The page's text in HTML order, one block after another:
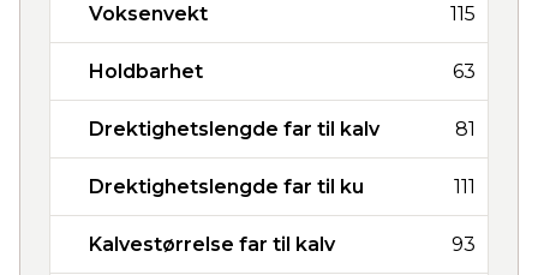
Voksenvekt 115
Holdbarhet 63
Drektighetslengde far til kalv 81
Drektighetslengde far til ku 111
Kalvestørrelse far til kalv 93